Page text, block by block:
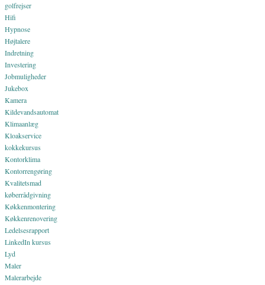
golfrejser
Hifi
Hypnose
Højtalere
Indretning
Investering
Jobmuligheder
Jukebox
Kamera
Kildevandsautomat
Klimaanlæg
Kloakservice
kokkekursus
Kontorklima
Kontorrengøring
Kvalitetsmad
køberrådgivning
Køkkenmontering
Køkkenrenovering
Ledelsesrapport
LinkedIn kursus
Lyd
Maler
Malerarbejde